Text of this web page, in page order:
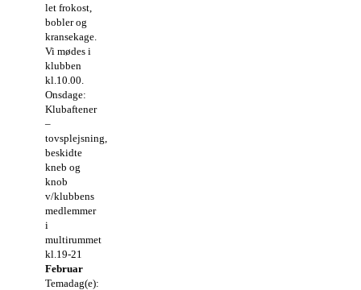
let frokost,
bobler og
kransekage.
Vi mødes i
klubben
kl.10.00.
Onsdage:
Klubaftener
–
tovsplejsning,
beskidte
kneb og
knob
v/klubbens
medlemmer
i
multirummet
kl.19-21
Februar
Temadag(e):